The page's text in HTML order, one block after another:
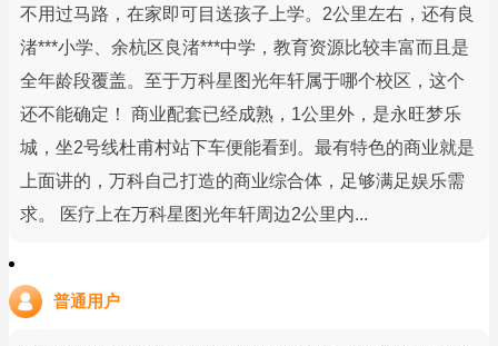
不用过马路，在家即可目送孩子上学。2公里左右，还有良
渚***小学、余杭区良渚***中学，教育资源比较丰富而且是
全年龄段覆盖。至于万科星图光年轩属于哪个校区，这个
还不能确定！ 商业配套已经成熟，1公里外，是永旺梦乐
城，坐2号线杜甫村站下车便能看到。最有特色的商业就是
上面讲的，万科自己打造的商业综合体，足够满足娱乐需
求。 医疗上在万科星图光年轩周边2公里内...
普通用户